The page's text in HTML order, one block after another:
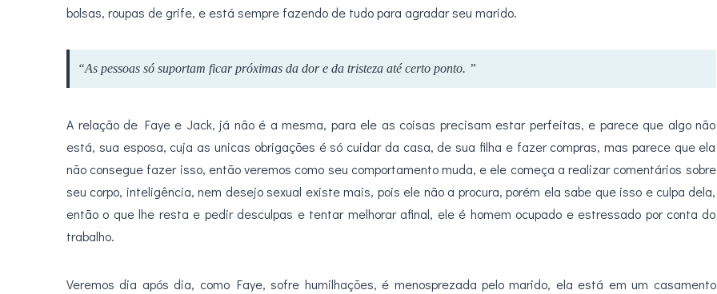
bolsas, roupas de grife, e está sempre fazendo de tudo para agradar seu marido.
“As pessoas só suportam ficar próximas da dor e da tristeza até certo ponto. ”
A relação de Faye e Jack, já não é a mesma, para ele as coisas precisam estar perfeitas, e parece que algo não
está, sua esposa, cuja as unicas obrigações é só cuidar da casa, de sua filha e fazer compras, mas parece que ela
não consegue fazer isso, então veremos como seu comportamento muda, e ele começa a realizar comentários sobre
seu corpo, inteligência, nem desejo sexual existe mais, pois ele não a procura, porém ela sabe que isso e culpa dela,
então o que lhe resta e pedir desculpas e tentar melhorar afinal, ele é homem ocupado e estressado por conta do
trabalho.
Veremos dia após dia, como Faye, sofre humilhações, é menosprezada pelo marido, ela está em um casamento